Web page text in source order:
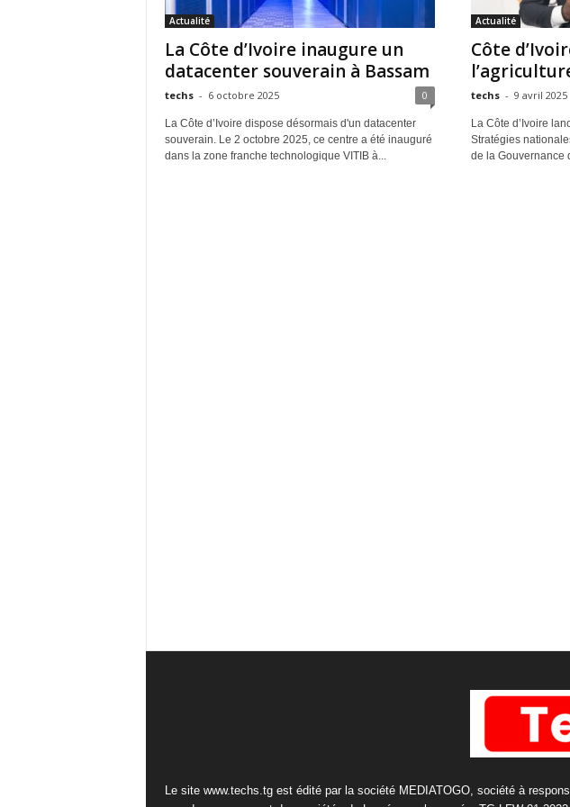
Actualité
La Côte d’Ivoire inaugure un
datacenter souverain à Bassam
techs - 6 octobre 2025 0
La Côte d’Ivoire dispose désormais d'un datacenter
souverain. Le 2 octobre 2025, ce centre a été inauguré
dans la zone franche technologique VITIB à...
Actualité
Côte
techs - 9 avril 2025
La Côte d’Ivoire
Stratégies
de la Gouvernance
Le site www.techs.tg est édité par la société MEDIATOGO, société à